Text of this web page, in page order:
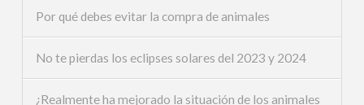
Por qué debes evitar la compra de animales
No te pierdas los eclipses solares del 2023 y 2024
¿Realmente ha mejorado la situación de los animales